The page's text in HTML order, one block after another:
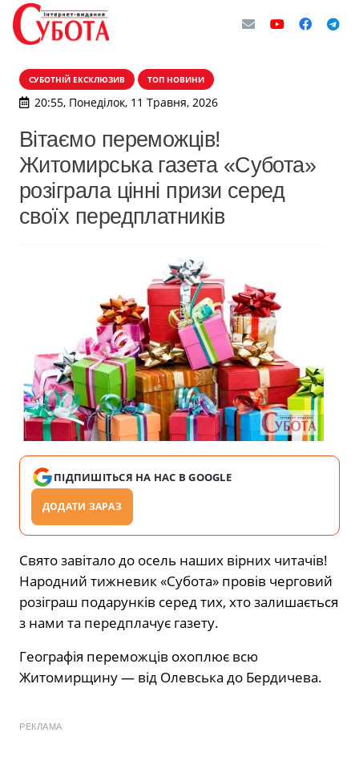
СУБОТНІЙ ЕКСКЛЮЗИВ ТОП НОВИНИ
20:55, Понеділок, 11 Травня, 2026
Вітаємо переможців!
Житомирська газета «Субота»
розіграла цінні призи серед
своїх передплатників
ПІДПИШІТЬСЯ НА НАС В GOOGLE
ДОДАТИ ЗАРАЗ
Свято завітало до осель наших вірних читачів!
Народний тижневик «Субота» провів черговий
розіграш подарунків серед тих, хто залишається
з нами та передплачує газету.
Географія переможців охоплює всю
Житомирщину — від Олевська до Бердичева.
РЕКЛАМА